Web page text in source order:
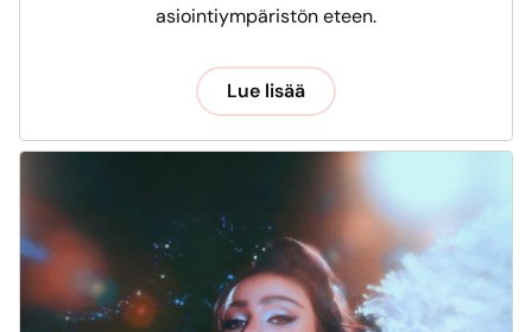
asiointiympäristön eteen.
Lue lisää